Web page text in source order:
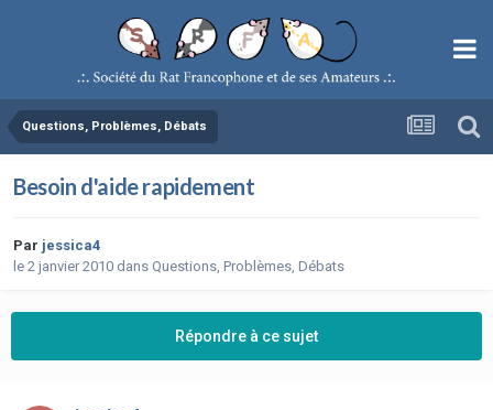
Questions, Problèmes, Débats
Besoin d'aide rapidement
Par jessica4
le 2 janvier 2010 dans Questions, Problèmes, Débats
Répondre à ce sujet